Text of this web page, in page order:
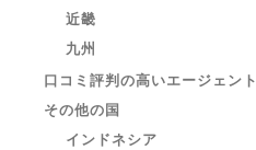
近畿
九州
口コミ評判の高いエージェント
その他の国
インドネシア